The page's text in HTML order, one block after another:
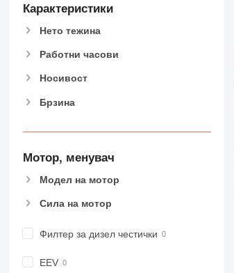
430
444
906
910
924
928
930
Карактеристики
Нето тежина
Работни часови
Носивост
Брзина
Мотор, менувач
Модел на мотор
Сила на мотор
Филтер за дизел честички
EEV